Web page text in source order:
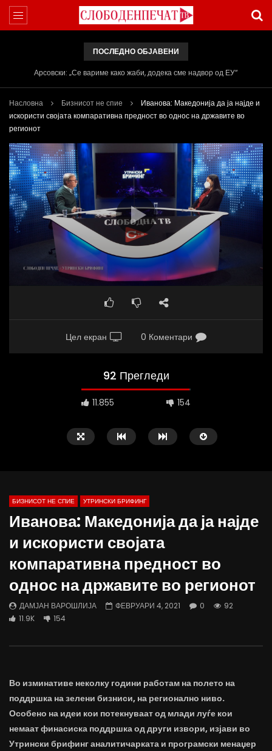
ПОСЛЕДНО ОБЈАВЕНИ
Арсовски: „Се вариме како жаби, додека сме надвор од ЕУ“
Насловна Бизнисот не спие
Иванова: Македонија да ја најде и
искористи својата компаративна предност во однос на државите во
регионот
Цел екран 0 Коментари
92 Прегледи
11.855 154
трае предолго за да дозволиме лесно
ДАМЈАН ВАРОШЛИЈА
ЈУНИ 30, 2022
0
2.6K
флексибилна држава
ДАМЈАН ВАРОШЛИЈА
ЈУНИ 30, 2022
БИЗНИСОТ НЕ СПИЕ УТРИНСКИ БРИФИНГ
Иванова: Македонија да ја најде
и искористи својата
компаративна предност во
однос на државите во регионот
ДАМЈАН ВАРОШЛИЈА ФЕВРУАРИ 4, 2021 0
92
11.9K
154
Во изминативе неколку години работам на полето на
поддршка на зелени бизниси, на регионално ниво.
Особено на идеи кои потекнуваат од млади луѓе кои
немаат финасиска поддршка од други извори, изјави во
Утрински брифинг аналитичарката и програмски менаџер